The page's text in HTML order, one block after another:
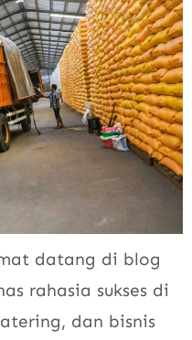
datang di blog
rahasia sukses di
dan bisnis